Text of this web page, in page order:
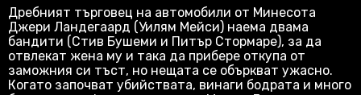
Дребният търговец на автомобили от Минесота
Джери Ландегаард (Уилям Мейси) наема двама
бандити (Стив Бушеми и Питър Стормаре), за да
отвлекат жена му и така да прибере откупа от
заможния си тъст, но нещата се объркват ужасно.
Когато започват убийствата, винаги бодрата и много